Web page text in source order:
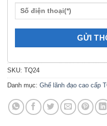
SKU: TQ24
Danh mục: Ghế lãnh đạo cao cấp